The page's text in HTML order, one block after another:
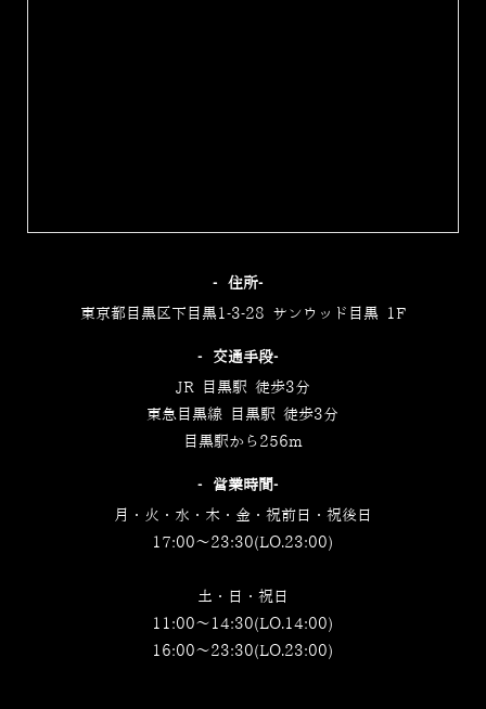
‐住所‐
東京都目黒区下目黒1-3-28 サンウッド目黒 1F
‐交通手段‐
JR 目黒駅 徒歩3分
東急目黒線 目黒駅 徒歩3分
目黒駅から256m
‐営業時間‐
月・火・水・木・金・祝前日・祝後日
17:00～23:30(LO.23:00)
土・日・祝日
11:00～14:30(LO.14:00)
16:00～23:30(LO.23:00)